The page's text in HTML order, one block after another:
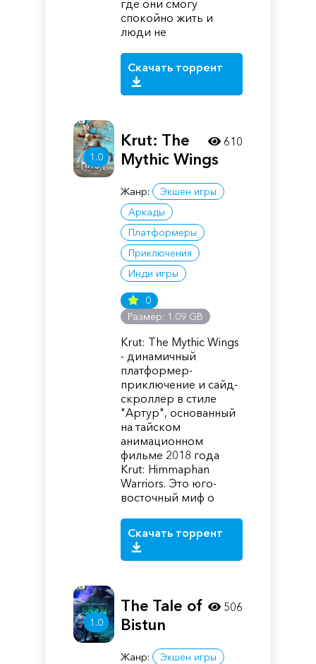
где они смогу
спокойно жить и
люди не
Скачать торрент
1.0
Krut: The
Mythic Wings
Жанр:
Экшен игры
Аркады
Платформеры
Приключения
Инди игры
0
Размер: 1.09 GB
Krut: The Mythic Wings
- динамичный
платформер-
приключение и сайд-
скроллер в стиле
"Артур", основанный
на тайском
анимационном
фильме 2018 года
Krut: Himmaphan
Warriors. Это юго-
восточный миф о
Скачать торрент
610
1.0
The Tale of
Bistun
Жанр:
Экшен игры
506